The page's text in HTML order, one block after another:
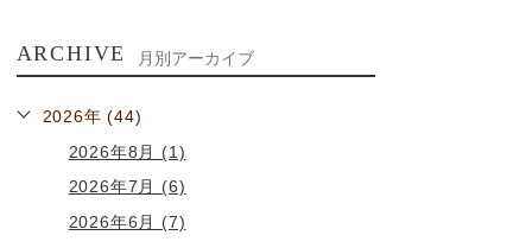
ARCHIVE 月別アーカイブ
2026年 (44)
2026年8月 (1)
2026年7月 (6)
2026年6月 (7)